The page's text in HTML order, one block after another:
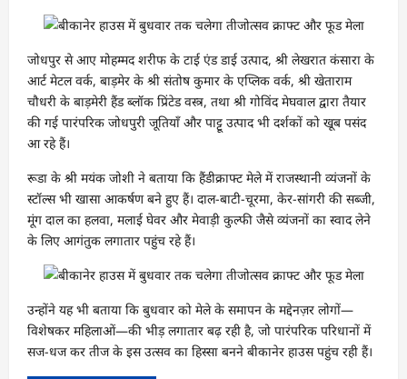
जोधपुर से आए मोहम्मद शरीफ के टाई एंड डाई उत्पाद, श्री लेखरात कंसारा के
आर्ट मेटल वर्क, बाड़मेर के श्री संतोष कुमार के एप्लिक वर्क, श्री खेताराम
चौधरी के बाड़मेरी हैंड ब्लॉक प्रिंटेड वस्त्र, तथा श्री गोविंद मेघवाल द्वारा तैयार
की गई पारंपरिक जोधपुरी जूतियाँ और पाट्टू उत्पाद भी दर्शकों को खूब पसंद
आ रहे हैं।
रूडा के श्री मयंक जोशी ने बताया कि हैंडीक्राफ्ट मेले में राजस्थानी व्यंजनों के
स्टॉल्स भी खासा आकर्षण बने हुए हैं। दाल-बाटी-चूरमा, केर-सांगरी की सब्जी,
मूंग दाल का हलवा, मलाई घेवर और मेवाड़ी कुल्फी जैसे व्यंजनों का स्वाद लेने
के लिए आगंतुक लगातार पहुंच रहे हैं।
उन्होंने यह भी बताया कि बुधवार को मेले के समापन के मद्देनज़र लोगों—
विशेषकर महिलाओं—की भीड़ लगातार बढ़ रही है, जो पारंपरिक परिधानों में
सज-धज कर तीज के इस उत्सव का हिस्सा बनने बीकानेर हाउस पहुंच रही हैं।